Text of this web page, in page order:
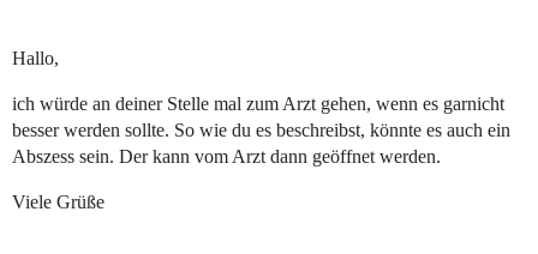
Hallo,
ich würde an deiner Stelle mal zum Arzt gehen, wenn es garnicht
besser werden sollte. So wie du es beschreibst, könnte es auch ein
Abszess sein. Der kann vom Arzt dann geöffnet werden.
Viele Grüße